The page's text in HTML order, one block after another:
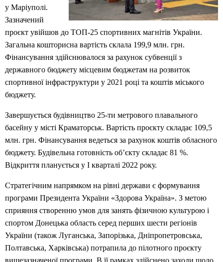
у Маріуполі.
Зазначений
проєкт увійшов до ТОП-25 спортивних магнітів України.
Загальна кошторисна вартість склала 199,9 млн. грн.
Фінансування здійснювалося за рахунок субвенції з
державного бюджету місцевим бюджетам на розвиток
спортивної інфраструктури у 2021 році та коштів міського
бюджету.
Завершується будівництво 25-ти метрового плавального
басейну у місті Краматорськ. Вартість проєкту складає 109,5
млн. грн. Фінансування ведеться за рахунок коштів обласного
бюджету. Будівельна готовність об’єкту складає 81 %.
Відкриття планується у І кварталі 2022 року.
Стратегічним напрямком на рівні держави є формування
програми Президента України «Здорова Україна». З метою
сприяння створенню умов для занять фізичною культурою і
спортом Донецька область серед перших шести регіонів
України (також Луганська, Запорізька, Дніпропетровська,
Полтавська, Харківська) потрапила до пілотного проєкту